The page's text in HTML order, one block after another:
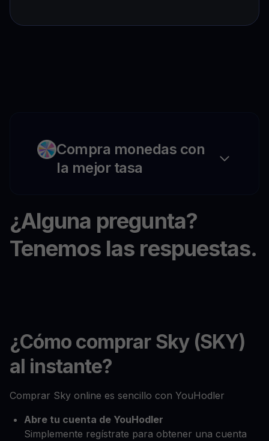
Compra monedas con
la mejor tasa
¿Alguna pregunta?
Tenemos las respuestas.
¿Cómo comprar Sky (SKY)
al instante?
Comprar Sky online es sencillo con YouHodler
Abre tu cuenta de YouHodler
Simplemente regístrate para obtener una cuenta